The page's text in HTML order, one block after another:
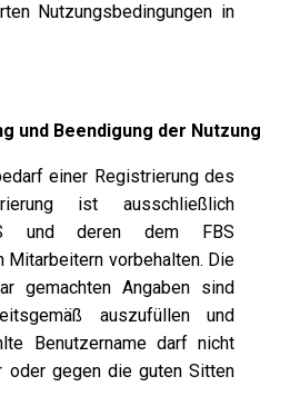
Nutzungsbedingungen in
und Beendigung der Nutzung
einer Registrierung des
ist ausschließlich
und deren dem FBS
vorbehalten. Die
gemachten Angaben sind
auszufüllen und
Benutzername darf nicht
oder gegen die guten Sitten